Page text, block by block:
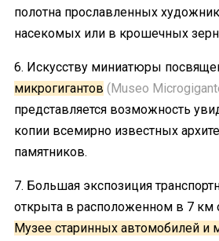
полотна прославленных
насекомых или в крошечных
6. Искусству миниатюры
микрогигантов (Museo
представляется возможность
копии всемирно известных
памятников.
7. Большая экспозиция
открыта в расположенном в 7 км
Музее старинных автомобилей и